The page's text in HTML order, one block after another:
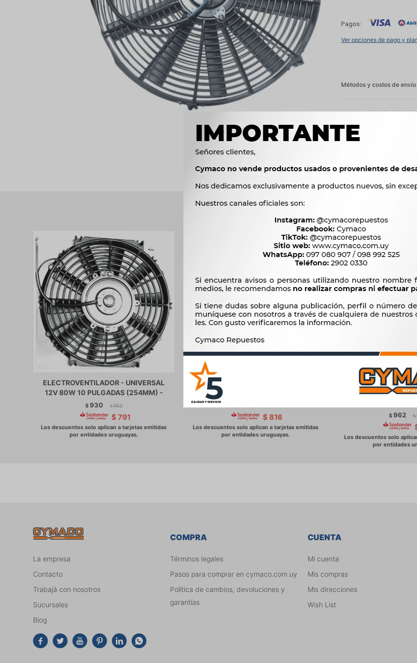
Pagos:
Ver opciones de pago y
Métodos y costos de envío
Ver mas
ELECTROVENTILADOR - UNIVERSAL
12V 80W 10 PULGADAS (254MM) -
$930 $ 953
$ 791
ELECTROVENTILADOR - UNIVERSAL 12
VOLTS 12 PULGADAS (304MM) -
$ 816
POLO CLASSIC
$962 $
La empresa
Contacto
Trabajá con nosotros
Sucursales
Blog
     
COMPRA
Términos legales
Pasos para comprar en cymaco.com.uy
Política de cambios, devoluciones y
garantías
CUENTA
Mi cuenta
Mis compras
Mis direcciones
Wish List